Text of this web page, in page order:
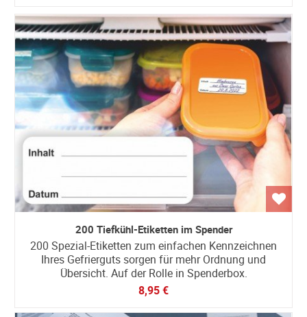
200 Tiefkühl-Etiketten im Spender
200 Spezial-Etiketten zum einfachen Kennzeichnen
Ihres Gefrierguts sorgen für mehr Ordnung und
Übersicht. Auf der Rolle in Spenderbox.
8,95 €